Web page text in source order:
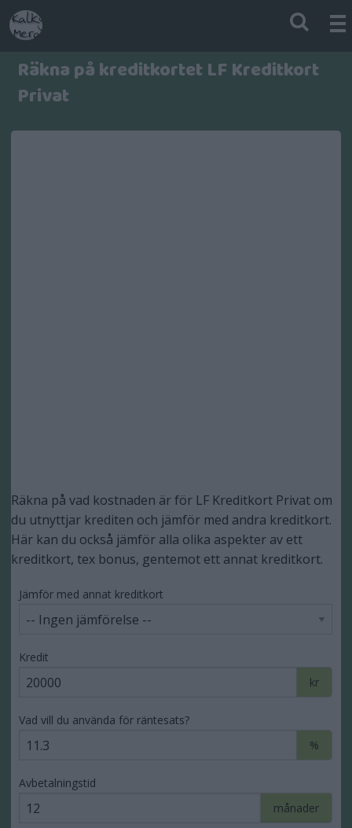
Räkna på kreditkortet LF Kreditkort
Privat
Räkna på vad kostnaden är för LF Kreditkort Privat om
du utnyttjar krediten och jämför med andra kreditkort.
Här kan du också jämför alla olika aspekter av ett
kreditkort, tex bonus, gentemot ett annat kreditkort.
Jämför med annat kreditkort
Kredit
kr
Vad vill du använda för räntesats?
%
Avbetalningstid
månader